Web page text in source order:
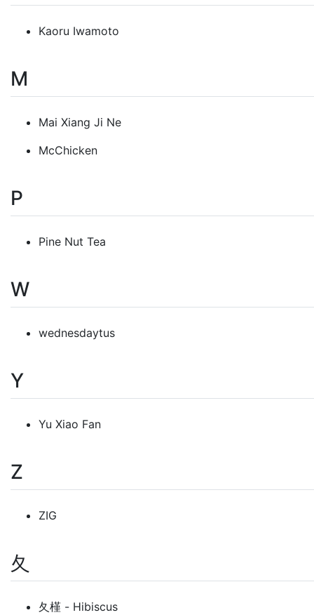
Kaoru Iwamoto
M
Mai Xiang Ji Ne
McChicken
P
Pine Nut Tea
W
wednesdaytus
Y
Yu Xiao Fan
Z
ZIG
夂
夂槿 - Hibiscus